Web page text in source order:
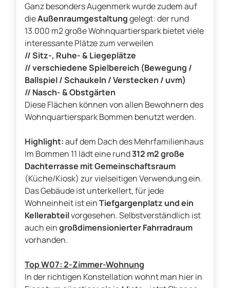
Ganz besonders Augenmerk wurde zudem auf
dieAußenraumgestaltunggelegt: der rund
13.000 m2 große Wohnquartierspark bietet viele
interessante Plätze zum verweilen
// Sitz-, Ruhe- & Liegeplätze
// verschiedene Spielbereich (Bewegung /
Ballspiel / Schaukeln / Verstecken / uvm)
// Nasch- & Obstgärten
Diese Flächen können von allen Bewohnern des
Wohnquartierspark Bommen benutzt werden.
Highlight:auf dem Dach des Mehrfamilienhaus
Im Bommen 11 lädt eine rund312 m2 große
Dachterrasse mit Gemeinschaftsraum
(Küche/Kiosk) zur vielseitigen Verwendung ein.
Das Gebäude ist unterkellert, für jede
Wohneinheit ist einTiefgargenplatz und ein
Kellerabteilvorgesehen. Selbstverständlich ist
auch eingroßdimensionierter Fahrradraum
vorhanden.
Top W07: 2-Zimmer-Wohnung
In der richtigen Konstellation wohnt man hier in